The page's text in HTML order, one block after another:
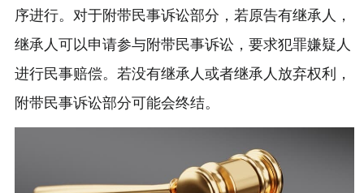
序进行。对于附带民事诉讼部分，若原告有继承人，
继承人可以申请参与附带民事诉讼，要求犯罪嫌疑人
进行民事赔偿。若没有继承人或者继承人放弃权利，
附带民事诉讼部分可能会终结。